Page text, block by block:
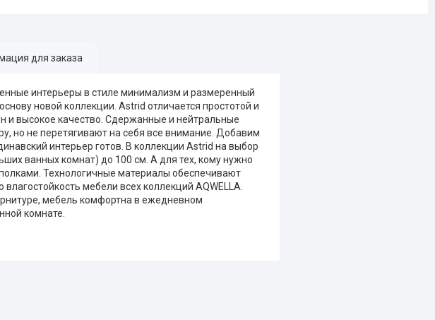
для заказа
интерьеры в стиле минимализм и размеренный
новой коллекции. Astrid отличается простотой и
и высокое качество. Сдержанные и нейтральные
но не перетягивают на себя все внимание. Добавим
интерьер готов. В коллекции Astrid на выбор
ванных комнат) до 100 см. А для тех, кому нужно
Технологичные материалы обеспечивают
мебели всех коллекций AQWELLA.
мебель комфортна в ежедневном
комнате.